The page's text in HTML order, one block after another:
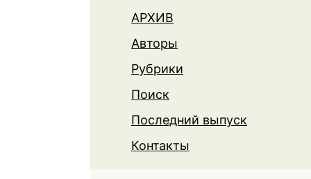
АРХИВ
Авторы
Рубрики
Поиск
Последний выпуск
Контакты